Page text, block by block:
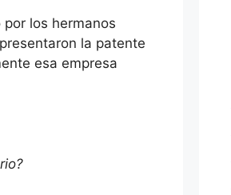
los hermanos
la patente
esa empresa